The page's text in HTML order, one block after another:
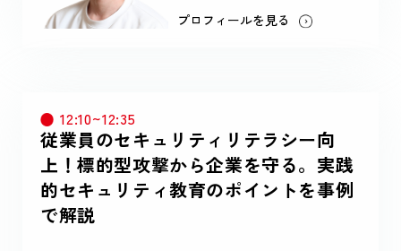
プロフィールを見る
12:10~12:35
従業員のセキュリティリテラシー向
上！標的型攻撃から企業を守る。実践
的セキュリティ教育のポイントを事例
で解説